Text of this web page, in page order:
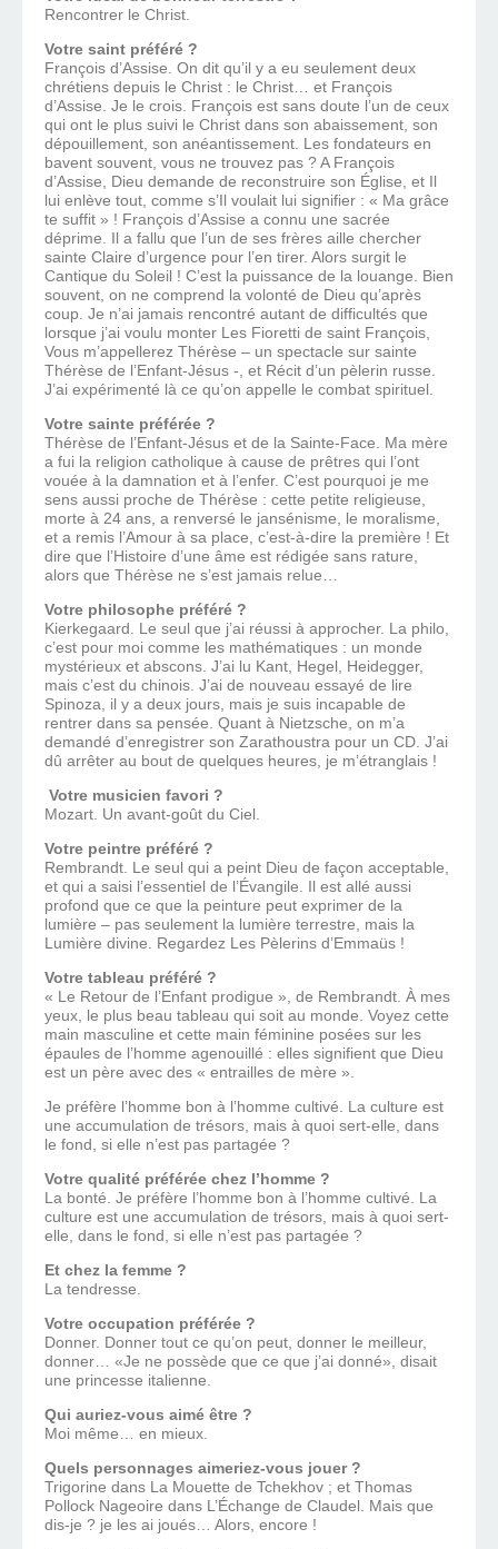
Rencontrer le Christ.
Votre saint préféré ?
François d’Assise. On dit qu’il y a eu seulement deux
chrétiens depuis le Christ : le Christ… et François
d’Assise. Je le crois. François est sans doute l’un de ceux
qui ont le plus suivi le Christ dans son abaissement, son
dépouillement, son anéantissement. Les fondateurs en
bavent souvent, vous ne trouvez pas ? A François
d’Assise, Dieu demande de reconstruire son Église, et Il
lui enlève tout, comme s’Il voulait lui signifier : « Ma grâce
te suffit » ! François d’Assise a connu une sacrée
déprime. Il a fallu que l’un de ses frères aille chercher
sainte Claire d’urgence pour l’en tirer. Alors surgit le
Cantique du Soleil ! C’est la puissance de la louange. Bien
souvent, on ne comprend la volonté de Dieu qu’après
coup. Je n’ai jamais rencontré autant de difficultés que
lorsque j’ai voulu monter Les Fioretti de saint François,
Vous m’appellerez Thérèse – un spectacle sur sainte
Thérèse de l’Enfant-Jésus -, et Récit d’un pèlerin russe.
J’ai expérimenté là ce qu’on appelle le combat spirituel.
Votre sainte préférée ?
Thérèse de l’Enfant-Jésus et de la Sainte-Face. Ma mère
a fui la religion catholique à cause de prêtres qui l’ont
vouée à la damnation et à l’enfer. C’est pourquoi je me
sens aussi proche de Thérèse : cette petite religieuse,
morte à 24 ans, a renversé le jansénisme, le moralisme,
et a remis l’Amour à sa place, c’est-à-dire la première ! Et
dire que l’Histoire d’une âme est rédigée sans rature,
alors que Thérèse ne s’est jamais relue…
Votre philosophe préféré ?
Kierkegaard. Le seul que j’ai réussi à approcher. La philo,
c’est pour moi comme les mathématiques : un monde
mystérieux et abscons. J’ai lu Kant, Hegel, Heidegger,
mais c’est du chinois. J’ai de nouveau essayé de lire
Spinoza, il y a deux jours, mais je suis incapable de
rentrer dans sa pensée. Quant à Nietzsche, on m’a
demandé d’enregistrer son Zarathoustra pour un CD. J’ai
dû arrêter au bout de quelques heures, je m’étranglais !
Votre musicien favori ?
Mozart. Un avant-goût du Ciel.
Votre peintre préféré ?
Rembrandt. Le seul qui a peint Dieu de façon acceptable,
et qui a saisi l’essentiel de l’Évangile. Il est allé aussi
profond que ce que la peinture peut exprimer de la
lumière – pas seulement la lumière terrestre, mais la
Lumière divine. Regardez Les Pèlerins d’Emmaüs !
Votre tableau préféré ?
« Le Retour de l’Enfant prodigue », de Rembrandt. À mes
yeux, le plus beau tableau qui soit au monde. Voyez cette
main masculine et cette main féminine posées sur les
épaules de l’homme agenouillé : elles signifient que Dieu
est un père avec des « entrailles de mère ».
Je préfère l’homme bon à l’homme cultivé. La culture est
une accumulation de trésors, mais à quoi sert-elle, dans
le fond, si elle n’est pas partagée ?
Votre qualité préférée chez l’homme ?
La bonté. Je préfère l’homme bon à l’homme cultivé. La
culture est une accumulation de trésors, mais à quoi sert-
elle, dans le fond, si elle n’est pas partagée ?
Et chez la femme ?
La tendresse.
Votre occupation préférée ?
Donner. Donner tout ce qu’on peut, donner le meilleur,
donner… «Je ne possède que ce que j’ai donné», disait
une princesse italienne.
Qui auriez-vous aimé être ?
Moi même… en mieux.
Quels personnages aimeriez-vous jouer ?
Trigorine dans La Mouette de Tchekhov ; et Thomas
Pollock Nageoire dans L’Échange de Claudel. Mais que
dis-je ? je les ai joués… Alors, encore !